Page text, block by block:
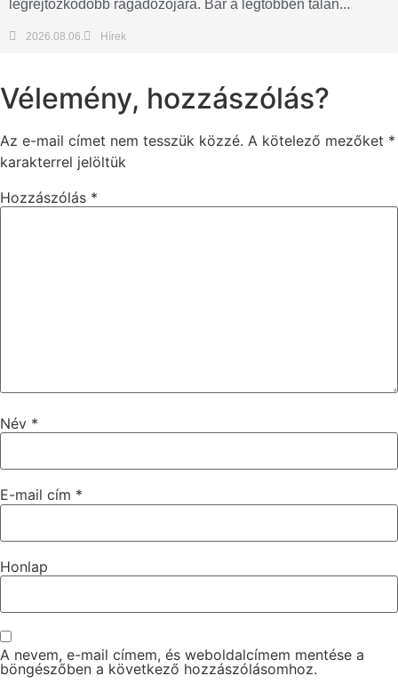
legrejtőzködőbb ragadozójára. Bár a legtöbben talán...
2026.08.06. Hírek
Vélemény, hozzászólás?
Az e-mail címet nem tesszük közzé. A kötelező mezőket *
karakterrel jelöltük
Hozzászólás *
Név *
E-mail cím *
Honlap
A nevem, e-mail címem, és weboldalcímem mentése a
böngészőben a következő hozzászólásomhoz.